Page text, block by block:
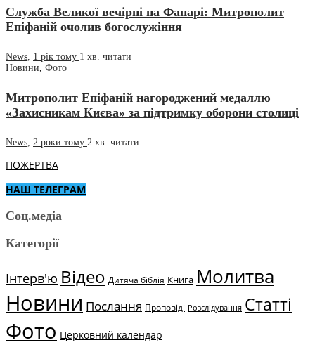
Служба Великої вечірні на Фанарі: Митрополит
Епіфаній очолив богослужіння
News 1 рік тому 1 хв. читати
Новини Фото
Митрополит Епіфаній нагороджений медаллю
«Захисникам Києва» за підтримку оборони столиці
News 2 роки тому 2 хв. читати
ПОЖЕРТВА
НАШ ТЕЛЕГРАМ
Соц.медіа
Категорії
Інтерв'ю Відео Дитяча біблія Книга Молитва
Новини Послання Проповіді Розслідування Статті
Фото Церковний календар